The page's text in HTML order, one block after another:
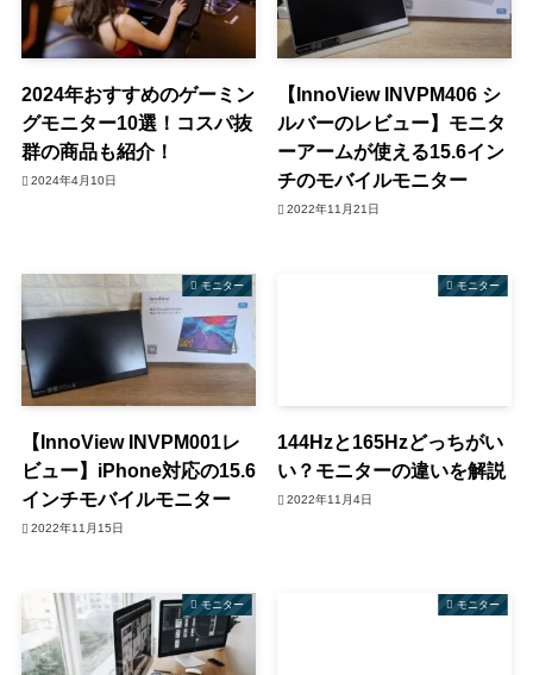
2024年おすすめのゲーミン
グモニター10選！コスパ抜
群の商品も紹介！
2024年4月10日
【InnoView INVPM406 シ
ルバーのレビュー】モニタ
ーアームが使える15.6イン
チのモバイルモニター
2022年11月21日
モニター
【InnoView INVPM001レ
ビュー】iPhone対応の15.6
インチモバイルモニター
2022年11月15日
モニター
144Hzと165Hzどっちがい
い？モニターの違いを解説
2022年11月4日
モニター モニター